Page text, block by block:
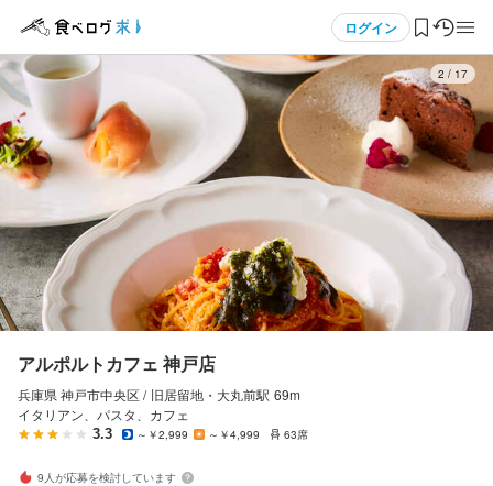
ログイン
ログイン・無料会員登録
食べログ求人TOP
求人検索
マイページ管理
気になる求人
検索履歴・保存した条件
3 / 17
アルポルトカフェ 神戸店
兵庫県 神戸市中央区 / 旧居留地・大丸前駅 69m
イタリアン、パスタ、カフェ
3.3 ～￥2,999 ～￥4,999 63席
9人が応募を検討しています
応募画面へ進む
応募画面へ進む